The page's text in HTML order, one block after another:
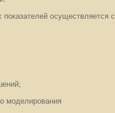
осуществляется
моделирования